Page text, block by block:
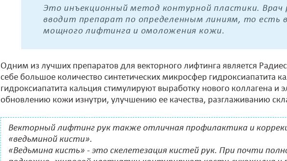
Это инъекционный метод контурной пластики. Врач
вводит препарат по определенным линиям, то есть
мощного лифтинга и омоложения кожи.
Одним из лучших препаратов для векторного лифтинга является
себе большое количество синтетических микросфер гидроксиапатита
гидроксиапатита кальция стимулируют выработку нового коллагена и
обновлению кожи изнутри, улучшению ее качества, разглаживанию
Векторный лифтинг рук также отличная профилактика и
«ведьминой кисти».
«Ведьмина кисть» - это скелетезация кистей рук. При почти